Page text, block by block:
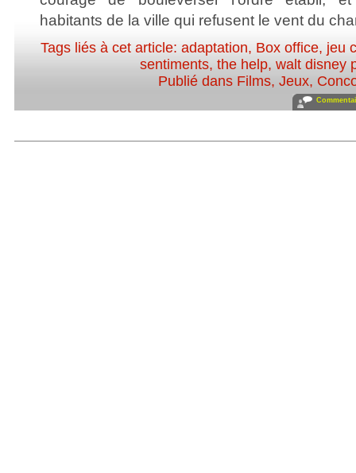
habitants de la ville qui refusent le vent du
Tags liés à cet article: adaptation, Box office, jeu
sentiments,the help,walt disney
Publié dans Films,Jeux,